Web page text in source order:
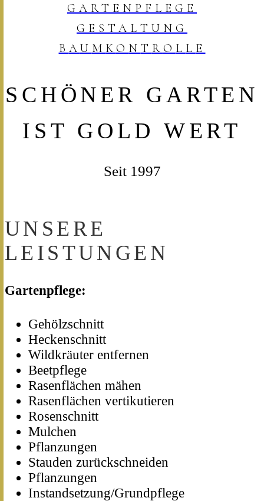
G A RT E N P F L E G E
G E S T A L T U N G
B A U M K O N T R O L L E
SCHÖNER GARTEN
IST GOLD WERT
Seit 1997
UNSERE
LEISTUNGEN
Gartenpflege:
Gehölzschnitt
Heckenschnitt
Wildkräuter entfernen
Beetpflege
Rasenflächen mähen
Rasenflächen vertikutieren
Rosenschnitt
Mulchen
Pflanzungen
Stauden zurückschneiden
Pflanzungen
Instandsetzung/Grundpflege